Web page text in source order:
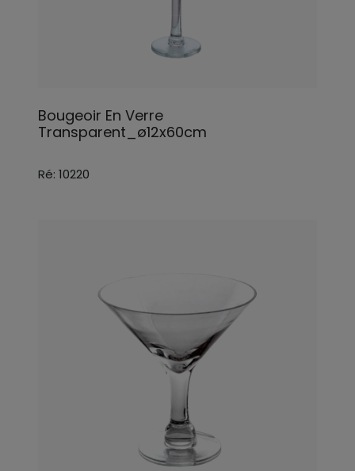
Bougeoir En Verre
Transparent_ø12x60cm
Ré: 10220